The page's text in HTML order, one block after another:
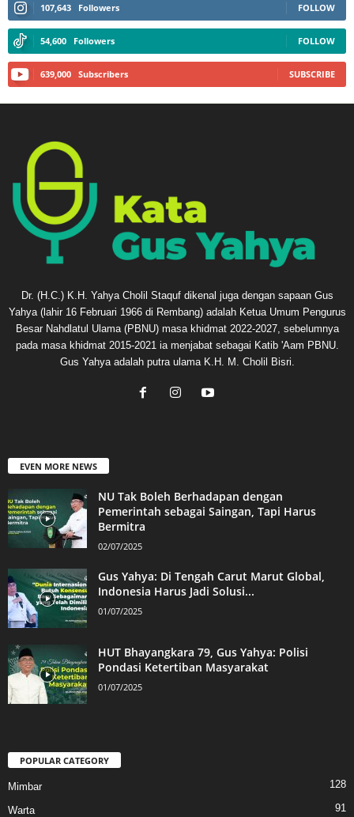
107,643 Followers FOLLOW
54,600 Followers FOLLOW
639,000 Subscribers SUBSCRIBE
Dr. (H.C.) K.H. Yahya Cholil Staquf dikenal juga dengan sapaan Gus
Yahya (lahir 16 Februari 1966 di Rembang) adalah Ketua Umum Pengurus
Besar Nahdlatul Ulama (PBNU) masa khidmat 2022-2027, sebelumnya
pada masa khidmat 2015-2021 ia menjabat sebagai Katib 'Aam PBNU.
Gus Yahya adalah putra ulama K.H. M. Cholil Bisri.
EVEN MORE NEWS
NU Tak Boleh Berhadapan dengan
Pemerintah sebagai Saingan, Tapi Harus
Bermitra
02/07/2025
Gus Yahya: Di Tengah Carut Marut Global,
Indonesia Harus Jadi Solusi...
01/07/2025
HUT Bhayangkara 79, Gus Yahya: Polisi
Pondasi Ketertiban Masyarakat
01/07/2025
POPULAR CATEGORY
Mimbar 128
Warta 91